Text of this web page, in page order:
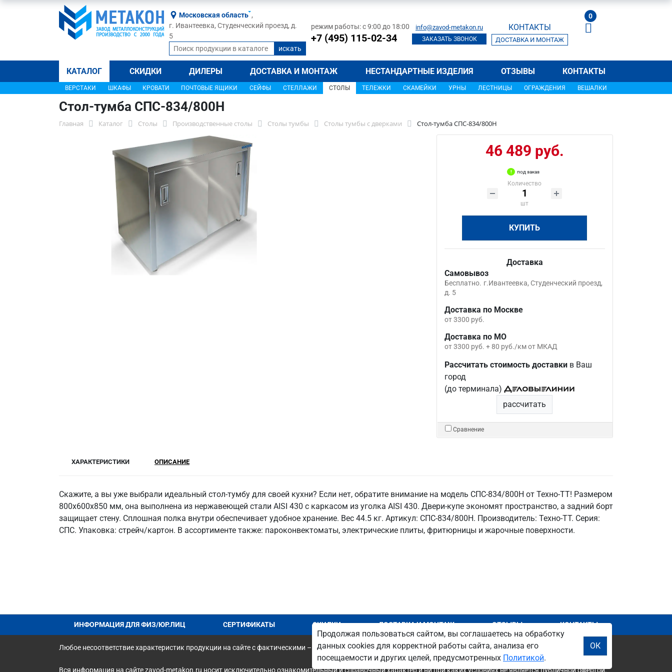
Московская область ,
г. Ивантеевка, Студенческий проезд, д.
5
режим работы: с 9:00 до 18:00
+7 (495) 115-02-34
info@zavod-metakon.ru
ЗАКАЗАТЬ ЗВОНОК
КОНТАКТЫ
ДОСТАВКА И МОНТАЖ
0
КАТАЛОГ СКИДКИ ДИЛЕРЫ ДОСТАВКА И МОНТАЖ НЕСТАНДАРТНЫЕ ИЗДЕЛИЯ ОТЗЫВЫ КОНТАКТЫ
ВЕРСТАКИ ШКАФЫ КРОВАТИ ПОЧТОВЫЕ ЯЩИКИ СЕЙФЫ СТЕЛЛАЖИ СТОЛЫ ТЕЛЕЖКИ СКАМЕЙКИ УРНЫ ЛЕСТНИЦЫ ОГРАЖДЕНИЯ ВЕШАЛКИ
Стол-тумба СПС-834/800Н
Главная Каталог Столы Производственные столы Столы тумбы Столы тумбы с дверками Стол-тумба СПС-834/800Н
46 489 руб.
под заказ
Количество
шт
КУПИТЬ
Доставка
Самовывоз
Бесплатно. г.Ивантеевка, Студенческий проезд,
д. 5
Доставка по Москве
от 3300 руб.
Доставка по МО
от 3300 руб. + 80 руб./км от МКАД
Рассчитать стоимость доставкив Ваш
город
(до терминала)
рассчитать
Сравнение
ХАРАКТЕРИСТИКИ ОПИСАНИЕ
Скажите, а вы уже выбрали идеальный стол-тумбу для своей кухни? Если нет, обратите внимание на модель СПС-834/800Н от Техно-ТТ! Размером
800x600x850 мм, она выполнена из нержавеющей стали AISI 430 с каркасом из уголка AISI 430. Двери-купе экономят пространство, а задний борт
защищает стену. Сплошная полка внутри обеспечивает удобное хранение. Вес 44.5 кг. Артикул: СПС-834/800Н. Производитель: Техно-ТТ. Серия:
СПС. Упаковка: стрейч/картон. В ассортименте также: пароконвектоматы, электрические плиты, фритюрницы и жарочные поверхности.
ИНФОРМАЦИЯ ДЛЯ ФИЗ/ЮР.ЛИЦ СЕРТИФИКАТЫ СКИДКИ ДОСТАВКА И МОНТАЖ ОТЗЫВЫ КОНТАКТЫ
Любое несоответствие характеристик продукции на сайте с фактическими – является опечаткой.
Вся информация на сайте zavod-metakon.ru носит исключительно ознакомительный и справочный характер и ни при каких условиях не является публичной офертой.
Продолжая пользоваться сайтом, вы соглашаетесь на обработку
данных cookies для корректной работы сайта, анализа его
посещаемости и других целей, предусмотренных Политикой.
ОК